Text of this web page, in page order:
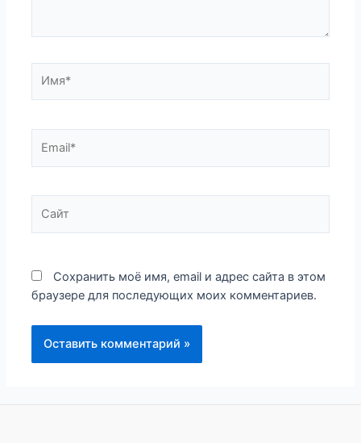
Сохранить моё имя, email и адрес сайта в этом
браузере для последующих моих комментариев.